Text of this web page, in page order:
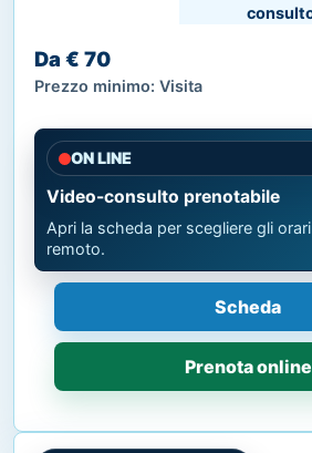
Da € 70
Prezzo minimo: Visita
ON LINE
Video-consulto prenotabile
Apri la scheda per scegliere gli
remoto.
Scheda
Prenota online